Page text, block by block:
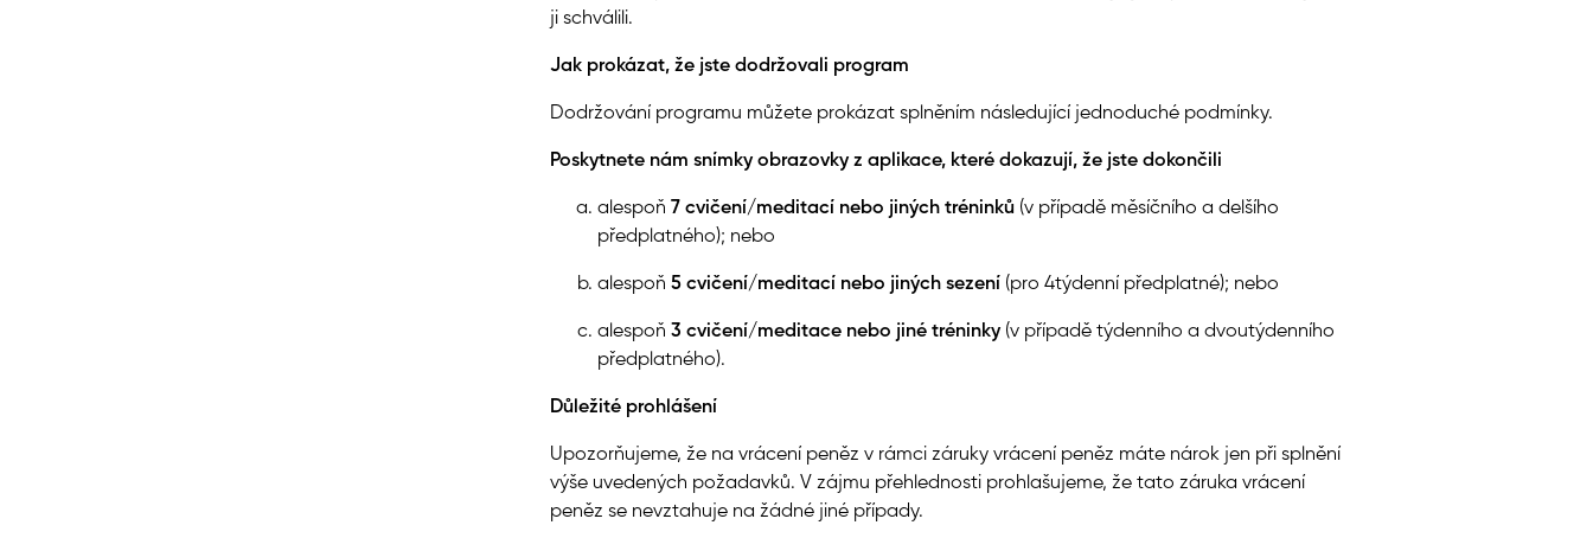
ji schválili.
Jak prokázat, že jste dodržovali program
Dodržování programu můžete prokázat splněním následující jednoduché podmínky.
Poskytnete nám snímky obrazovky z aplikace, které dokazují, že jste dokončili
alespoň 7 cvičení/meditací nebo jiných tréninků (v případě měsíčního a delšího
předplatného); nebo
alespoň 5 cvičení/meditací nebo jiných sezení (pro 4týdenní předplatné); nebo
alespoň 3 cvičení/meditace nebo jiné tréninky (v případě týdenního a dvoutýdenního
předplatného).
Důležité prohlášení
Upozorňujeme, že na vrácení peněz v rámci záruky vrácení peněz máte nárok jen při splnění
výše uvedených požadavků. V zájmu přehlednosti prohlašujeme, že tato záruka vrácení
peněz se nevztahuje na žádné jiné případy.